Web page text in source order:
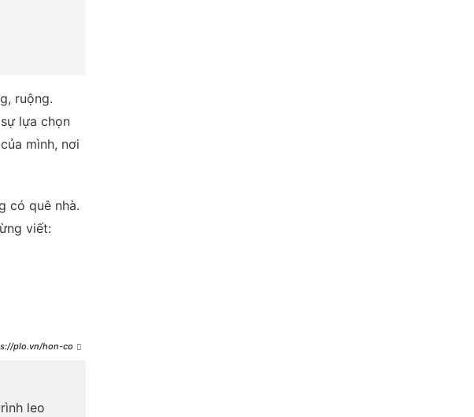
ruộng.
lựa chọn
mình, nơi
có quê nhà.
viết:
plo.vn/hon-cot-
leo